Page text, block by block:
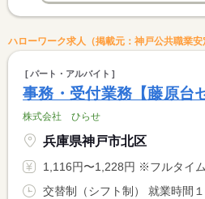
ハローワーク求人（掲載元：神戸公共職業
パート・アルバイト
事務・受付業務【藤原台
株式会社 ひらせ
兵庫県神戸市北区
1,116円〜1,228円 ※フルタイム求人の場合は月額（換算額）